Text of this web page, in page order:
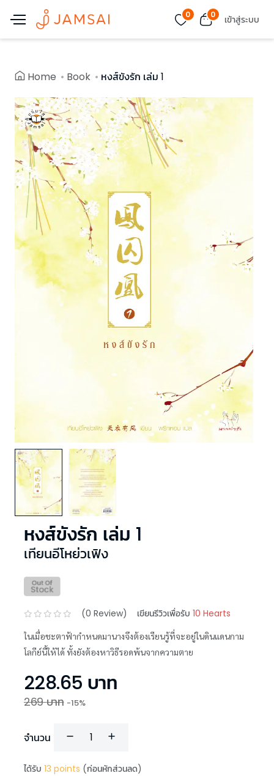
0 0 เข้าสู่ระบบ
Home Book หงส์ขังรัก เล่ม 1
หงส์ขังรัก เล่ม 1
เทียนอีโหย่วเฟิง
(0 Review) เขียนรีวิวเพื่อรับ 10 Hearts
ในเมื่อชะตาฟ้ากำหนดมานางจึงต้องเรียนรู้ที่จะอยู่ในดินแดนกาม
โลกีย์นี้ให้ได้ ทั้งยังต้องหาวิธีรอดพ้นจากความตาย
228.65 บาท
269บาท -15%
จำนวน
ได้รับ 13 points (ก่อนหักส่วนลด)